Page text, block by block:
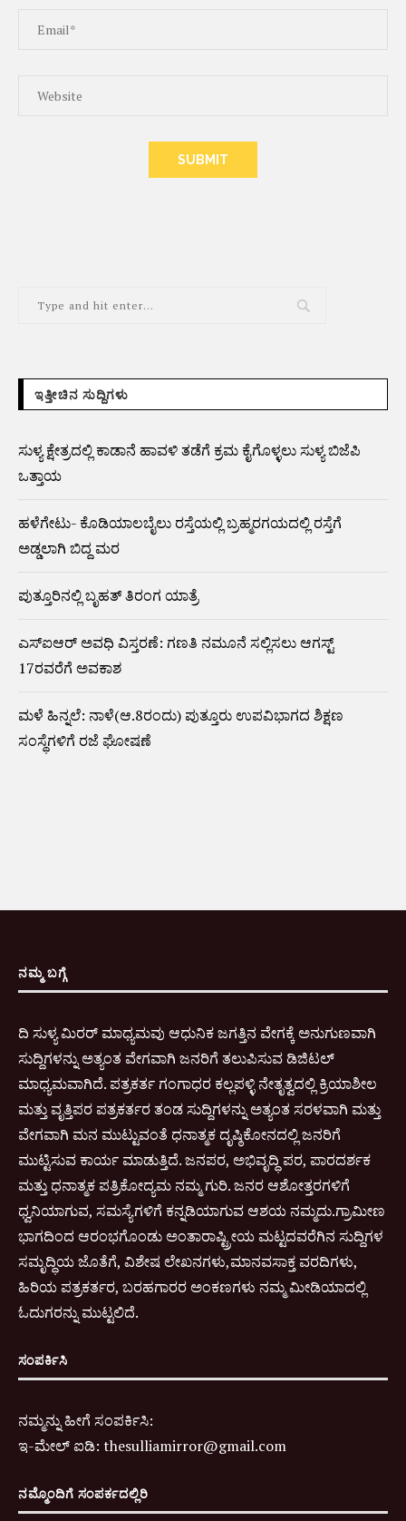
ಇತ್ತೀಚಿನ ಸುದ್ದಿಗಳು
ಸುಳ್ಯ ಕ್ಷೇತ್ರದಲ್ಲಿ ಕಾಡಾನೆ ಹಾವಳಿ ತಡೆಗೆ ಕ್ರಮ ಕೈಗೊಳ್ಳಲು ಸುಳ್ಯ ಬಿಜೆಪಿ
ಒತ್ತಾಯ
ಹಳೆಗೇಟು- ಕೊಡಿಯಾಲಬೈಲು ರಸ್ತೆಯಲ್ಲಿ ಬ್ರಹ್ಮರಗಯದಲ್ಲಿ ರಸ್ತೆಗೆ
ಅಡ್ಡಲಾಗಿ ಬಿದ್ದ ಮರ
ಪುತ್ತೂರಿನಲ್ಲಿ ಬೃಹತ್ ತಿರಂಗ ಯಾತ್ರೆ
ಎಸ್‌ಐಆರ್‌ ಅವಧಿ ವಿಸ್ತರಣೆ: ಗಣತಿ ನಮೂನೆ ಸಲ್ಲಿಸಲು ಆಗಸ್ಟ್‌
17ರವರೆಗೆ ಅವಕಾಶ
ಮಳೆ ಹಿನ್ನಲೆ: ನಾಳೆ(ಆ.8ರಂದು) ಪುತ್ತೂರು ಉಪವಿಭಾಗದ ಶಿಕ್ಷಣ
ಸಂಸ್ಥೆಗಳಿಗೆ ರಜೆ ಘೋಷಣೆ
ನಮ್ಮ ಬಗ್ಗೆ
ದಿ ಸುಳ್ಯ ಮಿರರ್ ಮಾಧ್ಯಮವು ಆಧುನಿಕ ಜಗತ್ತಿನ ವೇಗಕ್ಕೆ ಅನುಗುಣವಾಗಿ
ಸುದ್ದಿಗಳನ್ನು ಅತ್ಯಂತ ವೇಗವಾಗಿ ಜನರಿಗೆ ತಲುಪಿಸುವ ಡಿಜಿಟಲ್
ಮಾಧ್ಯಮವಾಗಿದೆ. ಪತ್ರಕರ್ತ ಗಂಗಾಧರ ಕಲ್ಲಪಳ್ಳಿ ನೇತೃತ್ವದಲ್ಲಿ ಕ್ರಿಯಾಶೀಲ
ಮತ್ತು ವೃತ್ತಿಪರ ಪತ್ರಕರ್ತರ ತಂಡ ಸುದ್ದಿಗಳನ್ನು ಅತ್ಯಂತ ಸರಳವಾಗಿ ಮತ್ತು
ವೇಗವಾಗಿ ಮನ ಮುಟ್ಟುವಂತೆ ಧನಾತ್ಮಕ ದೃಷ್ಠಿಕೋನದಲ್ಲಿ ಜನರಿಗೆ
ಮುಟ್ಟಿಸುವ ಕಾರ್ಯ ಮಾಡುತ್ತಿದೆ. ಜನಪರ, ಅಭಿವೃದ್ಧಿ ಪರ, ಪಾರದರ್ಶಕ
ಮತ್ತು ಧನಾತ್ಮಕ ಪತ್ರಿಕೋದ್ಯಮ ನಮ್ಮ ಗುರಿ. ಜನರ ಆಶೋತ್ತರಗಳಿಗೆ
ಧ್ವನಿಯಾಗುವ, ಸಮಸ್ಯೆಗಳಿಗೆ ಕನ್ನಡಿಯಾಗುವ ಆಶಯ ನಮ್ಮದು.ಗ್ರಾಮೀಣ
ಭಾಗದಿಂದ ಆರಂಭಗೊಂಡು ಅಂತಾರಾಷ್ಟ್ರೀಯ ಮಟ್ಟದವರೆಗಿನ ಸುದ್ದಿಗಳ
ಸಮೃದ್ಧಿಯ ಜೊತೆಗೆ, ವಿಶೇಷ ಲೇಖನಗಳು,ಮಾನವಸಾಕ್ತ ವರದಿಗಳು,
ಹಿರಿಯ ಪತ್ರಕರ್ತರ, ಬರಹಗಾರರ ಅಂಕಣಗಳು ನಮ್ಮ ಮೀಡಿಯಾದಲ್ಲಿ
ಓದುಗರನ್ನು ಮುಟ್ಟಲಿದೆ.
ಸಂಪರ್ಕಿಸಿ
ನಮ್ಮನ್ನು ಹೀಗೆ ಸಂಪರ್ಕಿಸಿ:
ಇ-ಮೇಲ್ ಐಡಿ: thesulliamirror@gmail.com
ನಮ್ಮೊಂದಿಗೆ ಸಂಪರ್ಕದಲ್ಲಿರಿ